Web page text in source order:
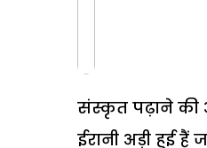
संस्कृत पढ़ाने की
ईरानी अड़ी हुई